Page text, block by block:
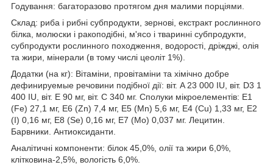
Годування: багаторазово протягом дня малими порціями.
Склад: риба і рибні субпродукти, зернові, екстракт рослинного
білка, молюски і ракоподібні, м'ясо і тваринні субпродукти,
субпродукти рослинного походження, водорості, дріжджі, олія
та жири, мінерали (в тому числі цеоліт 1%).
Додатки (на кг): Вітаміни, провітаміни та хімічно добре
дефинируемые речовини подібної дії: віт. A 23 000 IU, віт. D3 1
400 IU, віт. E 90 мг, віт. C 340 мг. Сполуки мікроелементів: E1
(Fe) 27,1 мг, E6 (Zn) 7,4 мг, E5 (Mn) 5,6 мг, E4 (Cu) 1,33 мг, E2
(I) 0,16 мг, E8 (Se) 0,16 мг, E7 (Mo) 0,037 мг. Лецитин.
Барвники. Антиоксиданти.
Аналітичні компоненти: білок 45,0%, олії та жири 6,0%,
клітковина-2,5%, вологість 6,0%.